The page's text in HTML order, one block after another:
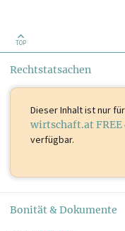
TOP
Rechtstatsachen
Dieser Inhalt istnur
wirtschaft.at FREE
verfügbar.
Bonität & Dokumente